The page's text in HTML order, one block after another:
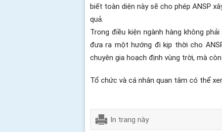
biết toàn diện này sẽ cho phép ANSP
quả.
Trong điều kiện ngành hàng không
đưa ra một hướng đi kịp thời cho
chuyên gia hoạch định vùng trời, mà
Tổ chức và cá nhân quan tâm có thể
In trang này